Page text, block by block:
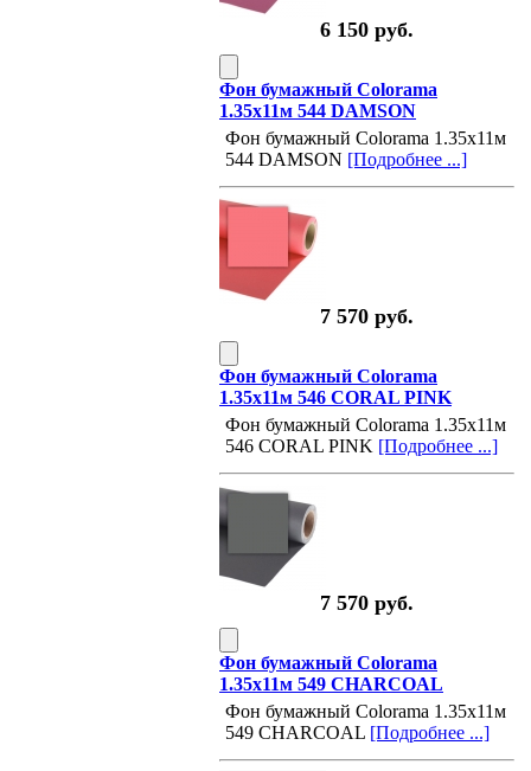
6 150 руб.
Фон бумажный Colorama
1.35х11м 544 DAMSON
Фон бумажный Colorama 1.35х11м
544 DAMSON [Подробнее ...]
7 570 руб.
Фон бумажный Colorama
1.35х11м 546 CORAL PINK
Фон бумажный Colorama 1.35х11м
546 CORAL PINK [Подробнее ...]
7 570 руб.
Фон бумажный Colorama
1.35х11м 549 CHARCOAL
Фон бумажный Colorama 1.35х11м
549 CHARCOAL [Подробнее ...]